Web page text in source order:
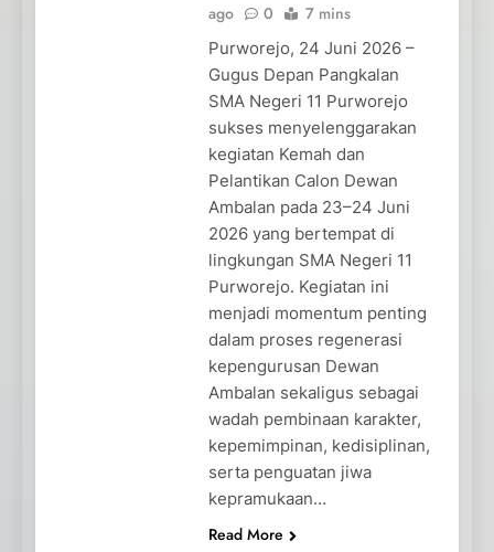
ago
0 7 mins
Purworejo, 24 Juni 2026 –
Gugus Depan Pangkalan
SMA Negeri 11 Purworejo
sukses menyelenggarakan
kegiatan Kemah dan
Pelantikan Calon Dewan
Ambalan pada 23–24 Juni
2026 yang bertempat di
lingkungan SMA Negeri 11
Purworejo. Kegiatan ini
menjadi momentum penting
dalam proses regenerasi
kepengurusan Dewan
Ambalan sekaligus sebagai
wadah pembinaan karakter,
kepemimpinan, kedisiplinan,
serta penguatan jiwa
kepramukaan…
Read More